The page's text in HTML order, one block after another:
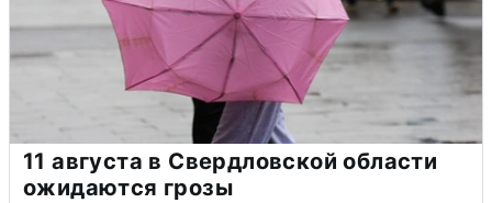
11 августа в Свердловской области
ожидаются грозы